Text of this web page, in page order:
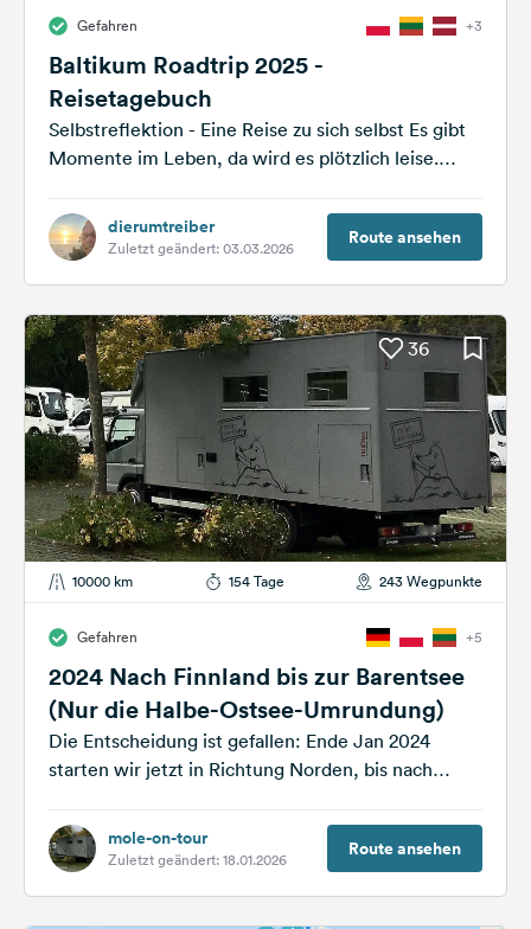
Gefahren +3
Baltikum Roadtrip 2025 -
Reisetagebuch
Selbstreflektion - Eine Reise zu sich selbst Es gibt
Momente im Leben, da wird es plötzlich leise.
dierumtreiber
Zuletzt geändert: 03.03.2026 Route ansehen
36
10000 km 154 Tage 243 Wegpunkte
Gefahren +5
2024 Nach Finnland bis zur Barentsee
(Nur die Halbe-Ostsee-Umrundung)
Die Entscheidung ist gefallen: Ende Jan 2024
starten wir jetzt in Richtung Norden, bis nach
mole-on-tour
Zuletzt geändert: 18.01.2026 Route ansehen